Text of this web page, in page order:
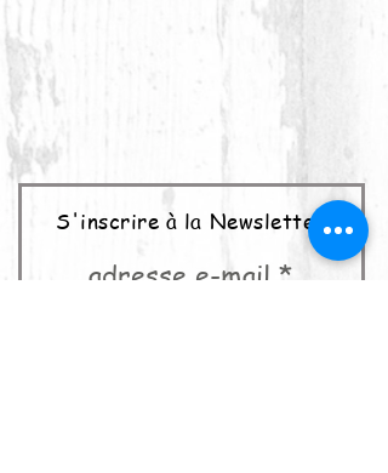
S'inscrire à la Newsletter
adresse e-mail